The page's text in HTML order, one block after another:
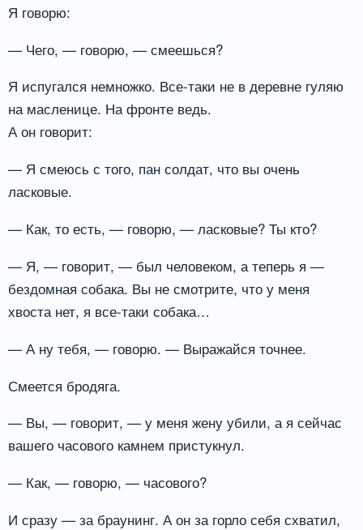
Я говорю:
— Чего, — говорю, — смеешься?
Я испугался немножко. Все-таки не в деревне гуляю
на масленице. На фронте ведь.
А он говорит:
— Я смеюсь с того, пан солдат, что вы очень
ласковые.
— Как, то есть, — говорю, — ласковые? Ты кто?
— Я, — говорит, — был человеком, а теперь я —
бездомная собака. Вы не смотрите, что у меня
хвоста нет, я все-таки собака…
— А ну тебя, — говорю. — Выражайся точнее.
Смеется бродяга.
— Вы, — говорит, — у меня жену убили, а я сейчас
вашего часового камнем пристукнул.
— Как, — говорю, — часового?
И сразу — за браунинг. А он за горло себя схватил,